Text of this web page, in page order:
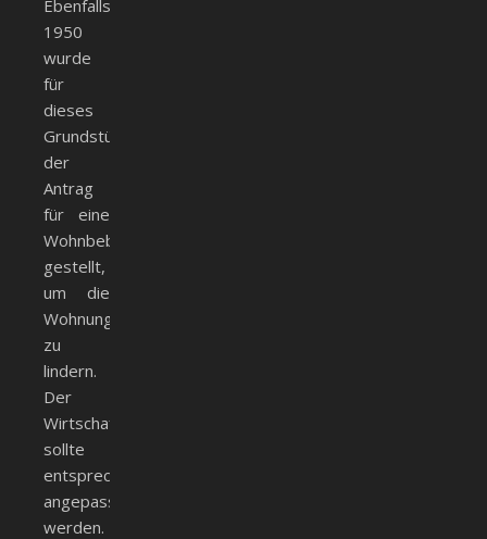
Ebenfalls
1950
wurde
für
dieses
Grundstück
der
Antrag
für eine
Wohnbebauung
gestellt,
um die
Wohnungsnot
zu
lindern.
Der
Wirtschaftsplan
sollte
entsprechend
angepasst
werden.